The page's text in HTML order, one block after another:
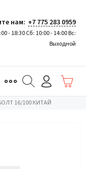
нам: +7 775 283 0959
- 18:30 Сб: 10:00 - 14:00 Вс:
Выходной
16/100 КИТАЙ